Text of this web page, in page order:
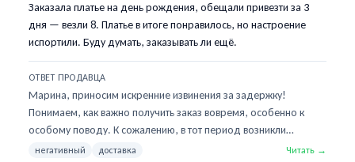
Заказала платье на день рождения, обещали привезти за 3
дня — везли 8. Платье в итоге понравилось, но настроение
испортили. Буду думать, заказывать ли ещё.
ОТВЕТ ПРОДАВЦА
Марина, приносим искренние извинения за задержку!
Понимаем, как важно получить заказ вовремя, особенно к
особому поводу. К сожалению, в тот период возникли
непредвиденные задержки на сортировочном центре,
негативный доставка Читать →